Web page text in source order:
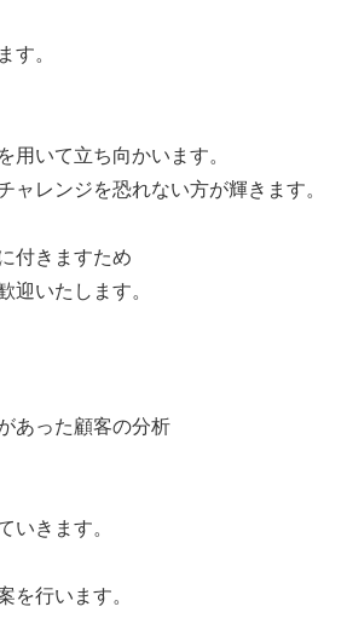
す。
用いて立ち向かいます。
レンジを恐れない方が輝きます。
付きますため
迎いたします。
あった顧客の分析
いきます。
行います。